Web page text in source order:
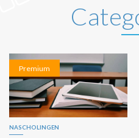
Premium
NASCHOLINGEN